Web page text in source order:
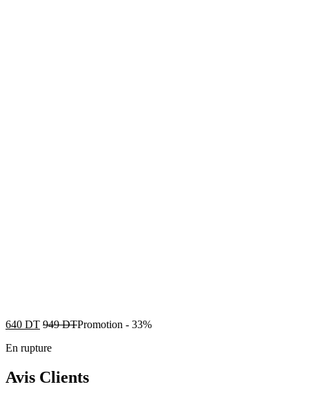
640 DT 949DTPromotion - 33%
En rupture
Avis Clients